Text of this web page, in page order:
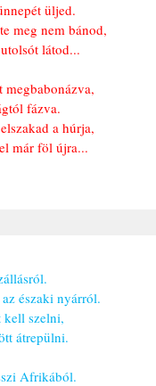
üljed.
meg nem bánod,
látod...
megbabonázva,
fázva.
a húrja,
már föl újra...
északi nyárról.
kell szelni,
átrepülni.
Afrikából.